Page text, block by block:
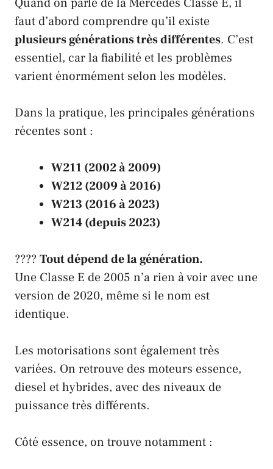
faut d’abord comprendre qu’il existe
plusieurs générations très différentes. C’est
essentiel, car la fiabilité et les problèmes
varient énormément selon les modèles.
Dans la pratique, les principales générations
récentes sont :
W211 (2002 à 2009)
W212 (2009 à 2016)
W213 (2016 à 2023)
W214 (depuis 2023)
????Tout dépend de la génération.
Une Classe E de 2005 n’a rien à voir avec une
version de 2020, même si le nom est
identique.
Les motorisations sont également très
variées. On retrouve des moteurs essence,
diesel et hybrides, avec des niveaux de
puissance très différents.
Côté essence, on trouve notamment :